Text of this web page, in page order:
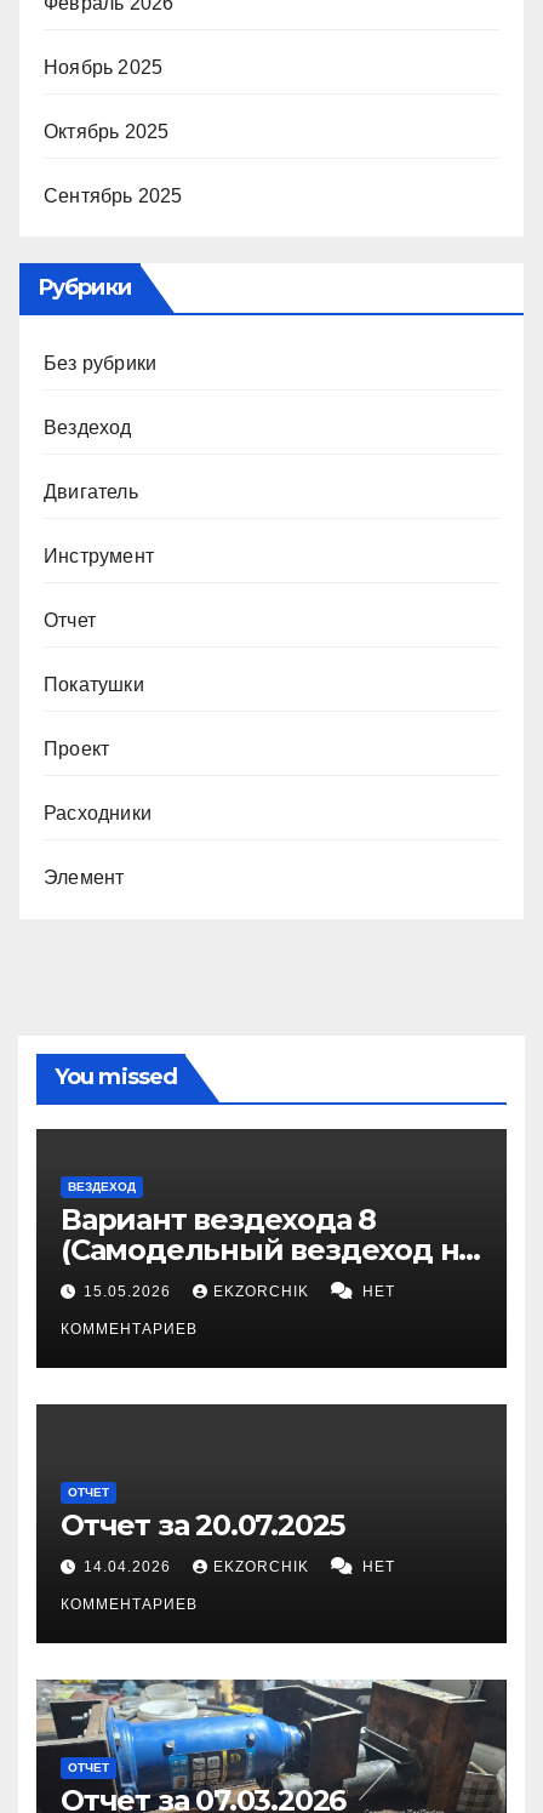
Ноябрь 2025
Октябрь 2025
Сентябрь 2025
Рубрики
Без рубрики
Вездеход
Двигатель
Инструмент
Отчет
Покатушки
Проект
Расходники
Элемент
You missed
ВЕЗДЕХОД
Вариант вездехода 8
(Самодельный вездеход на
гусеницах)
15.05.2026 EKZORCHIK НЕТ
КОММЕНТАРИЕВ
ОТЧЕТ
Отчет за 20.07.2025
14.04.2026 EKZORCHIK НЕТ
КОММЕНТАРИЕВ
ОТЧЕТ
Отчет за 07.03.2026